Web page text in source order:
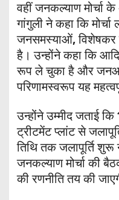
वहीं जनकल्याण
गांगुली ने कहा कि
जनसमस्याओं, विशेषकर
है। उन्होंने कहा कि
रूप ले चुका है और
परिणामस्वरूप यह
उन्होंने उम्मीद जताई
ट्रीटमेंट प्लांट से
तिथि तक जलापूर्ति शुरू
जनकल्याण मोर्चा की
की रणनीति तय की